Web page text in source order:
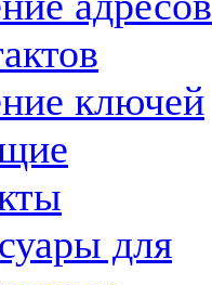
ключей
для